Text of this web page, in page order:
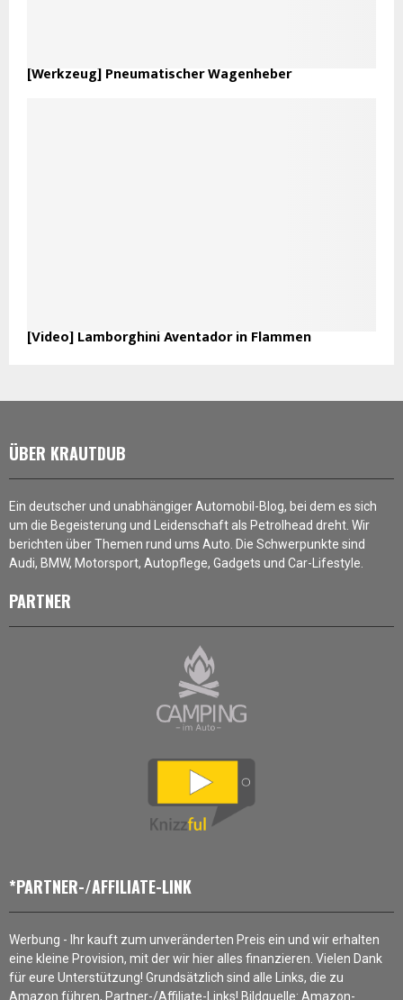
[Werkzeug] Pneumatischer Wagenheber
[Video] Lamborghini Aventador in Flammen
ÜBER KRAUTDUB
Ein deutscher und unabhängiger Automobil-Blog, bei dem es sich
um die Begeisterung und Leidenschaft als Petrolhead dreht. Wir
berichten über Themen rund ums Auto. Die Schwerpunkte sind
Audi, BMW, Motorsport, Autopflege, Gadgets und Car-Lifestyle.
PARTNER
*PARTNER-/AFFILIATE-LINK
Werbung - Ihr kauft zum unveränderten Preis ein und wir erhalten
eine kleine Provision, mit der wir hier alles finanzieren. Vielen Dank
für eure Unterstützung! Grundsätzlich sind alle Links, die zu
Amazon führen, Partner-/Affiliate-Links! Bildquelle: Amazon-